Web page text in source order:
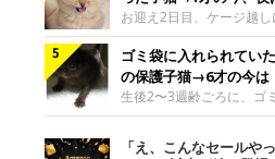
ィダちゃん。
さんは、公園の
／ノルウェージャンフォ
ト）。こちらは、お迎え
一枚。ゴハンをお腹いっ
ゃんは眠くなり、飼い主
でうとうとし始めたのだ
子猫保護当時のモモちゃ
紹介するのは、X（旧
@Kingponzuさんの愛猫
材時1才）の成長記録です
モちゃんが生後1カ月ご
枚。飼い主さんの自宅マ
です。子猫時代のモモち
ドになるコに成長！
お迎え2日目、ケージ越し
り”する姿を見せていた子
今も見せる愛らしい姿に
お迎え2日目、ケージ越し
ももちゃん“おしゃべり”
@poocoonyan紹介する
ちゃん（取材時1才／マ
ゴミ袋に入れられてい
の保護子猫→6才の今は
に！ 美しい黒猫に成
とくる
生後2〜3週齢ごろに、ゴ
った小さな命。ミルクか
子猫は今、家族に欠かせ
「え、こんなセールや